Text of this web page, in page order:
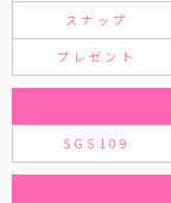
スナップ
プレゼント
SGS109